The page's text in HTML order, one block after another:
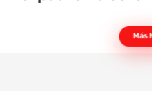
Más